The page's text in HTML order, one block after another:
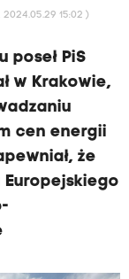
15:02 )
PiS
w Krakowie,
cen energii
że